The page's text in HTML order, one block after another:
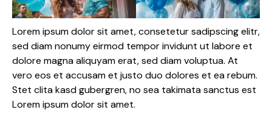
Lorem ipsum dolor sit amet, consetetur sadipscing elitr,
sed diam nonumy eirmod tempor invidunt ut labore et
dolore magna aliquyam erat, sed diam voluptua. At
vero eos et accusam et justo duo dolores et ea rebum.
Stet clita kasd gubergren, no sea takimata sanctus est
Lorem ipsum dolor sit amet.